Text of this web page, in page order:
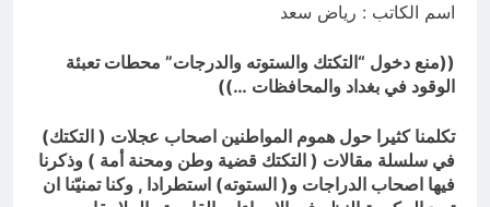
لهم الصلاة فلتقم طائفة منهم معك
مجلس عزاء حسيني (البصيرة في
القرآن الكريم وعند العباس عليه
اسم الكاتب : رياض سعد
((منع دخول “التكتك والستوته والدرجات” محطات تعبئة
الوقود في بغداد والمحافظات …))
تكلمنا كثيرا حول هموم المواطنين اصحاب عجلات ( التكتك)
في سلسلة مقالات ( التكتك قضية وطن ومحنة أمة ) وذكرنا
فيها اصحاب الدراجات و( الستوته) استطرادا , وكنا تمنيّنا ان